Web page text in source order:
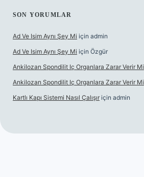
SON YORUMLAR
Ad Ve Isim Aynı Şey Mi için admin
Ad Ve Isim Aynı Şey Mi için Özgür
Ankilozan Spondilit Iç Organlara Zarar Verir Mi
Ankilozan Spondilit Iç Organlara Zarar Verir Mi
Kartlı Kapı Sistemi Nasıl Çalışır için admin